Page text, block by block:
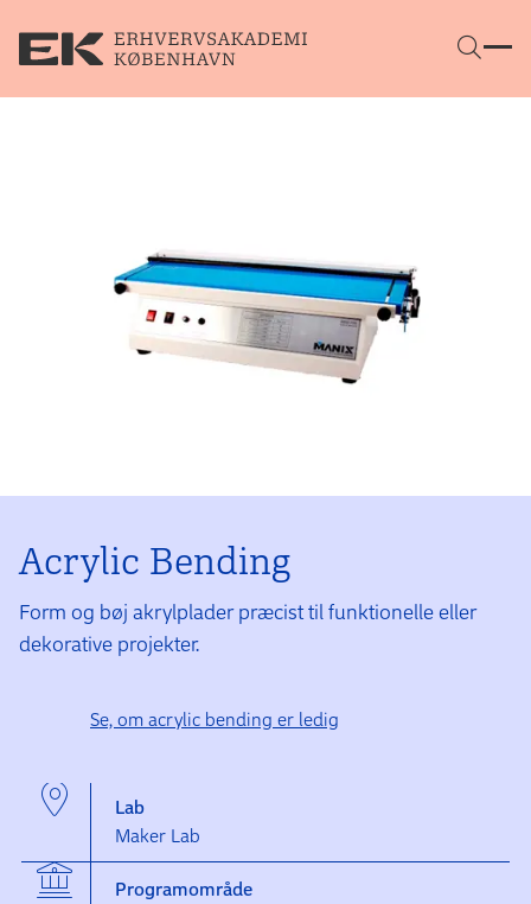
Acrylic Bending
Form og bøj akrylplader præcist til funktionelle eller
dekorative projekter.
Se, om acrylic bending er ledig
Lab
Maker Lab
Programområde